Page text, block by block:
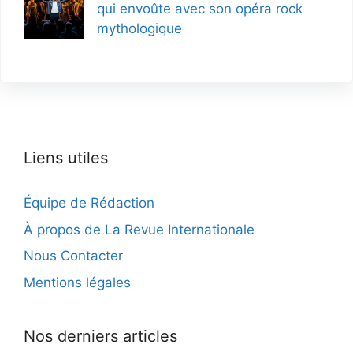
qui envoûte avec son opéra rock
mythologique
Liens utiles
Équipe de Rédaction
À propos de La Revue Internationale
Nous Contacter
Mentions légales
Nos derniers articles